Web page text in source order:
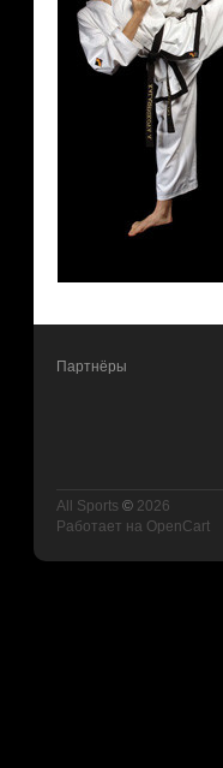
Партнёры
All Sports © 2026
Работает на OpenCart